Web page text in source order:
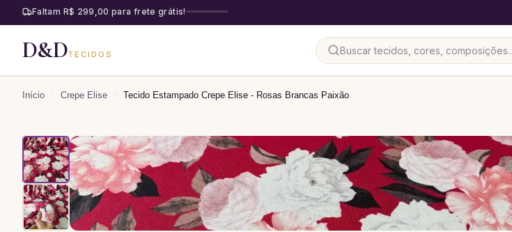
Faltam R$ 299,00 para frete grátis!
D&DTECIDOS
Início / Crepe Elise / Tecido Estampado Crepe Elise - Rosas Brancas Paixão